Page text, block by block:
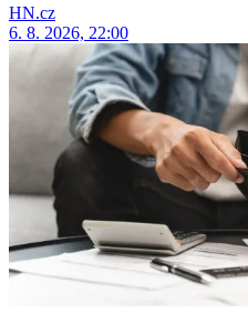
HN.cz
6. 8. 2026, 22:00